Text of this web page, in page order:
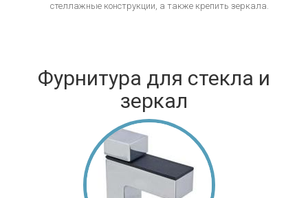
стеллажные конструкции, а также крепить зеркала.
Фурнитура для стекла и
зеркал